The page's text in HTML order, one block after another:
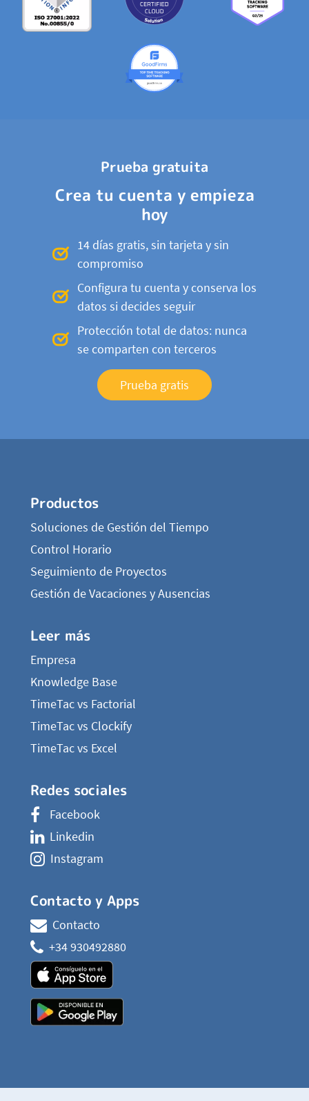
Prueba gratuita
Crea tu cuenta y empieza
hoy
14 días gratis, sin tarjeta y sin
compromiso
Configura tu cuenta y conserva los
datos si decides seguir
Protección total de datos: nunca
se comparten con terceros
Prueba gratis
Productos
Soluciones de Gestión del Tiempo
Control Horario
Seguimiento de Proyectos
Gestión de Vacaciones y Ausencias
Leer más
Empresa
Knowledge Base
TimeTac vs Factorial
TimeTac vs Clockify
TimeTac vs Excel
Redes sociales
Facebook
Linkedin
Instagram
Contacto y Apps
Contacto
+34 930492880